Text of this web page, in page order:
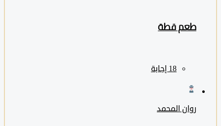
طعم قطة
روان المحمد